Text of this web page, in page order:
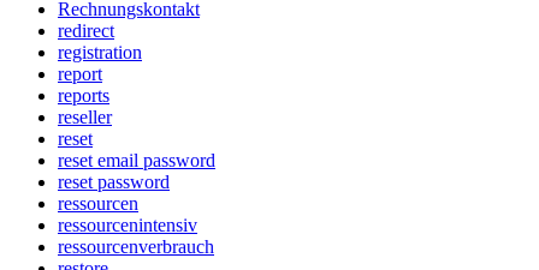
Rechnungskontakt
redirect
registration
report
reports
reseller
reset
reset email password
reset password
ressourcen
ressourcenintensiv
ressourcenverbrauch